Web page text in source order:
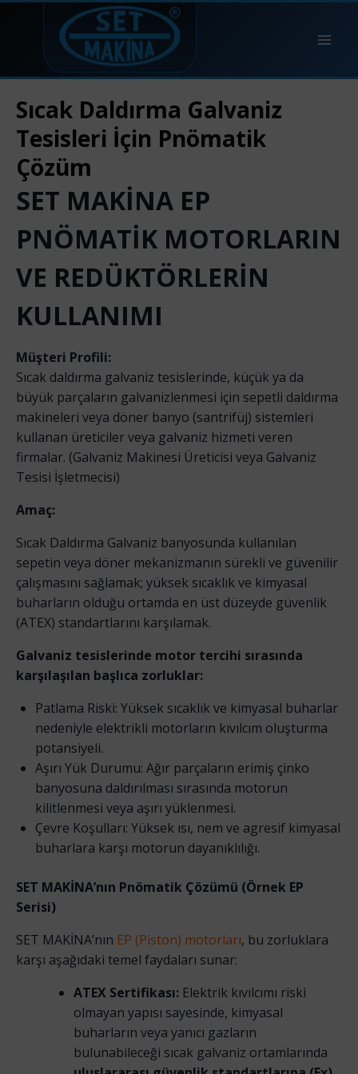
Sıcak Daldırma Galvaniz
Tesisleri İçin Pnömatik
Çözüm
SET MAKİNA EP
PNÖMATİK MOTORLARIN
VE REDÜKTÖRLERİN
KULLANIMI
Müşteri Profili:
Sıcak daldırma galvaniz tesislerinde, küçük ya da
büyük parçaların galvanizlenmesi için sepetli daldırma
makineleri veya döner banyo (santrifüj) sistemleri
kullanan üreticiler veya galvaniz hizmeti veren
firmalar. (Galvaniz Makinesi Üreticisi veya Galvaniz
Tesisi İşletmecisi)
Amaç:
Sıcak Daldırma Galvaniz banyosunda kullanılan
sepetin veya döner mekanizmanın sürekli ve güvenilir
çalışmasını sağlamak; yüksek sıcaklık ve kimyasal
buharların olduğu ortamda en üst düzeyde güvenlik
(ATEX) standartlarını karşılamak.
Galvaniz tesislerinde motor tercihi sırasında
karşılaşılan başlıca zorluklar:
Patlama Riski: Yüksek sıcaklık ve kimyasal buharlar
nedeniyle elektrikli motorların kıvılcım oluşturma
potansiyeli.
Aşırı Yük Durumu: Ağır parçaların erimiş çinko
banyosuna daldırılması sırasında motorun
kilitlenmesi veya aşırı yüklenmesi.
Çevre Koşulları: Yüksek ısı, nem ve agresif kimyasal
buharlara karşı motorun dayanıklılığı.
SET MAKİNA’nın Pnömatik Çözümü (Örnek EP
Serisi)
SET MAKİNA’nın EP (Piston) motorları, bu zorluklara
karşı aşağıdaki temel faydaları sunar:
ATEX Sertifikası: Elektrik kıvılcımı riski
olmayan yapısı sayesinde, kimyasal
buharların veya yanıcı gazların
bulunabileceği sıcak galvaniz ortamlarında